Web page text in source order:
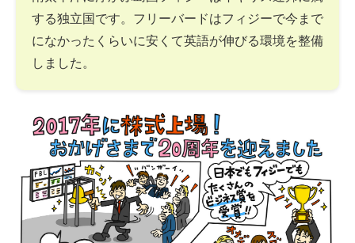
する独立国です。フリーバードはフィジーで今まで
になかったくらいに安くて英語が伸びる環境を整備
しました。